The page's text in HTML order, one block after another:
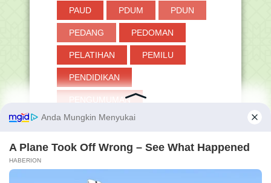
PAUD PDUM PDUN
PEDANG PEDOMAN
PELATIHAN PEMILU
PENDIDIKAN
PENGUMUMAN
PERANGKAT LAINNYA
PERMEN PERPRES